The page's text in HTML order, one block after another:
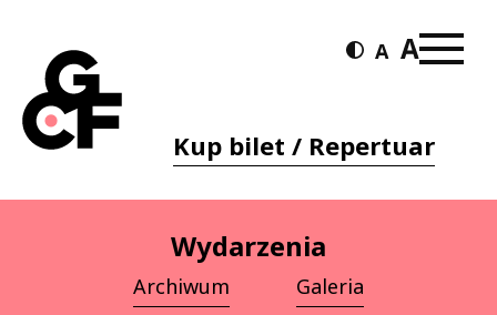
Kup bilet / Repertuar
Wydarzenia
Archiwum Galeria